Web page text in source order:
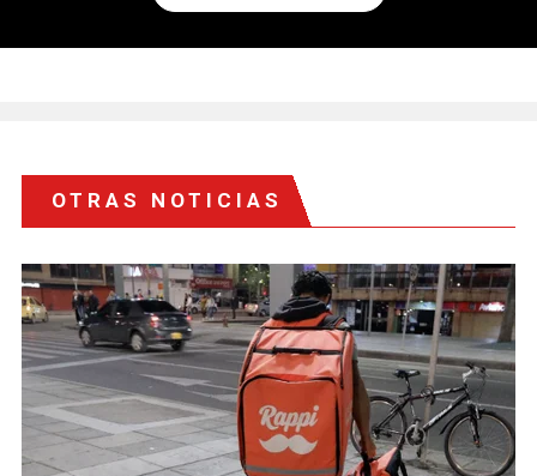
OTRAS NOTICIAS